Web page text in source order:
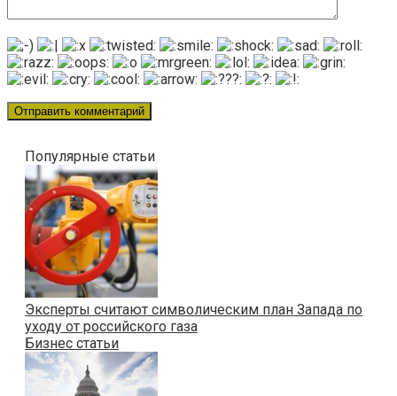
Популярные статьи
Эксперты считают символическим план Запада по
уходу от российского газа
Бизнес статьи